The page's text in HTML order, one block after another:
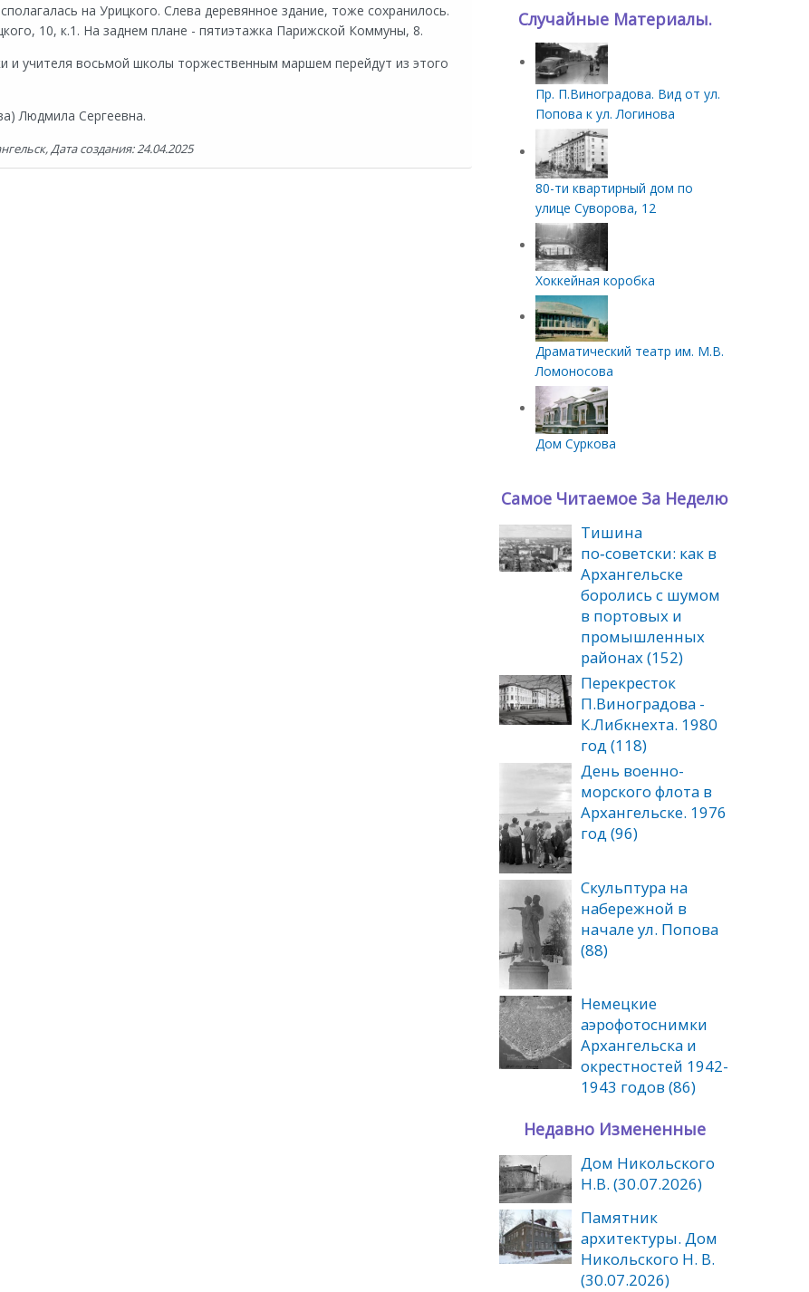
на Урицкого. Слева деревянное здание, тоже сохранилось.
10, к.1. На заднем плане - пятиэтажка Парижской Коммуны, 8.
и учителя восьмой школы торжественным маршем перейдут из этого
Людмила Сергеевна.
Дата создания: 24.04.2025
Случайные Материалы.
Пр. П.Виноградова. Вид от ул.
Попова к ул. Логинова
80-ти квартирный дом по
улице Суворова, 12
Хоккейная коробка
Драматический театр им. М.В.
Ломоносова
Дом Суркова
Самое Читаемое За Неделю
Тишина
по‑советски: как в
Архангельске
боролись с шумом
в портовых и
промышленных
районах (152)
Перекресток
П.Виноградова -
К.Либкнехта. 1980
год (118)
День военно-
морского флота в
Архангельске. 1976
год (96)
Скульптура на
набережной в
начале ул. Попова
(88)
Немецкие
аэрофотоснимки
Архангельска и
окрестностей 1942-
1943 годов (86)
Недавно Измененные
Дом Никольского
Н.В. (30.07.2026)
Памятник
архитектуры. Дом
Никольского Н. В.
(30.07.2026)